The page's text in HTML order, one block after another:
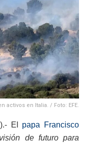
activos en Italia. / Foto: EFE.
El papa Francisco
de futuro para